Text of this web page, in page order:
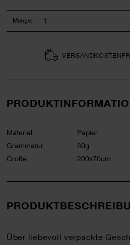
Menge:
Material
Papier
Grammatur
80g
Größe
200x70cm
Über liebevoll verpackte